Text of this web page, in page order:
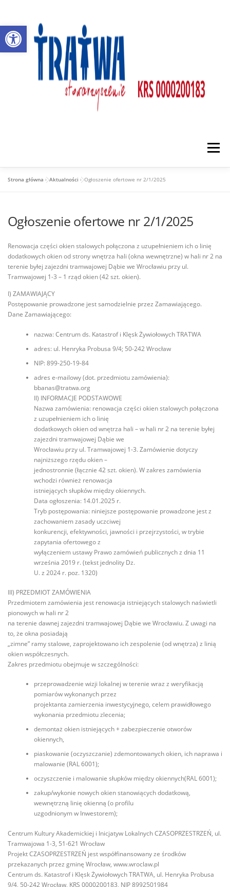
Otwórz pasek narzędzi
treści
Menu
AKTUALNOŚCI KONTAKT
Strona główna »Aktualności »Ogłoszenie ofertowe nr 2/1/2025
Ogłoszenie ofertowe nr 2/1/2025
Renowacja części okien stalowych połączona z uzupełnieniem ich o linię
dodatkowych okien od strony wnętrza hali (okna wewnętrzne) w hali nr 2 na
terenie byłej zajezdni tramwajowej Dąbie we Wrocławiu przy ul.
Tramwajowej 1-3 – 1 rząd okien (42 szt. okien).
I) ZAMAWIAJĄCY
Postępowanie prowadzone jest samodzielnie przez Zamawiającego.
Dane Zamawiającego:
nazwa: Centrum ds. Katastrof i Klęsk Żywiołowych TRATWA
adres: ul. Henryka Probusa 9/4; 50-242 Wrocław
NIP: 899-250-19-84
adres e-mailowy (dot. przedmiotu zamówienia):
bbanas@tratwa.org
II) INFORMACJE PODSTAWOWE
Nazwa zamówienia: renowacja części okien stalowych połączona
z uzupełnieniem ich o linię
dodatkowych okien od wnętrza hali – w hali nr 2 na terenie byłej
zajezdni tramwajowej Dąbie we
Wrocławiu przy ul. Tramwajowej 1-3. Zamówienie dotyczy
najniższego rzędu okien –
jednostronnie (łącznie 42 szt. okien). W zakres zamówienia
wchodzi również renowacja
istniejących słupków między okiennych.
Data ogłoszenia: 14.01.2025 r.
Tryb postępowania: niniejsze postępowanie prowadzone jest z
zachowaniem zasady uczciwej
konkurencji, efektywności, jawności i przejrzystości, w trybie
zapytania ofertowego z
wyłączeniem ustawy Prawo zamówień publicznych z dnia 11
września 2019 r. (tekst jednolity Dz.
U. z 2024 r. poz. 1320)
III) PRZEDMIOT ZAMÓWIENIA
Przedmiotem zamówienia jest renowacja istniejących stalowych naświetli
pionowych w hali nr 2
na terenie dawnej zajezdni tramwajowej Dąbie we Wrocławiu. Z uwagi na
to, że okna posiadają
„zimne” ramy stalowe, zaprojektowano ich zespolenie (od wnętrza) z linią
okien współczesnych.
Zakres przedmiotu obejmuje w szczególności:
przeprowadzenie wizji lokalnej w terenie wraz z weryfikacją
pomiarów wykonanych przez
projektanta zamierzenia inwestycyjnego, celem prawidłowego
wykonania przedmiotu zlecenia;
demontaż okien istniejących + zabezpieczenie otworów
okiennych,
piaskowanie (oczyszczanie) zdemontowanych okien, ich naprawa i
malowanie (RAL 6001);
oczyszczenie i malowanie słupków między okiennych(RAL 6001);
zakup/wykonie nowych okien stanowiących dodatkową,
wewnętrzną linię okienną (o profilu
uzgodnionym w Inwestorem);
Centrum Kultury Akademickiej i Inicjatyw Lokalnych CZASOPRZESTRZEŃ, ul.
Tramwajowa 1-3, 51-621 Wrocław
Projekt CZASOPRZESTRZEŃ jest współfinansowany ze środków
przekazanych przez gminę Wrocław, www.wroclaw.pl
Centrum ds. Katastrof i Klęsk Żywiołowych TRATWA, ul. Henryka Probusa
9/4, 50-242 Wrocław, KRS 0000200183, NIP 8992501984